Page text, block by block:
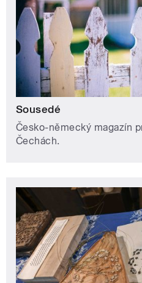
Sousedé
Česko-německý magazín
Čechách.